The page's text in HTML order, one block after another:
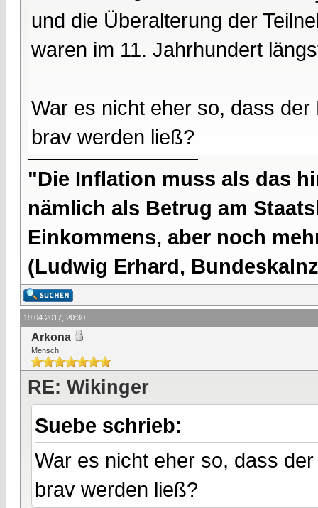
und die Überalterung der
waren im 11. Jahrhundert
War es nicht eher so, dass
brav werden ließ?
"Die Inflation muss als das
nämlich als Betrug am
Einkommens, aber noch
(Ludwig Erhard,
19.04.2017, 20:30
Arkona
Mensch
RE: Wikinger
Suebe schrieb:
War es nicht eher so, dass
brav werden ließ?